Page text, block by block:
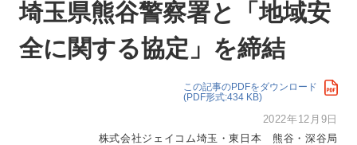
埼玉県熊谷警察署と「地域安
全に関する協定」を締結
この記事のPDFをダウンロード
(PDF形式:434 KB)
2022年12月9日
株式会社ジェイコム埼玉・東日本 熊谷・深谷局